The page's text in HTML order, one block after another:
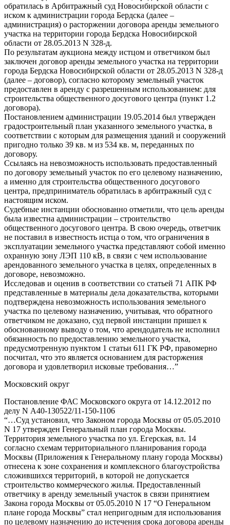
обратилась в Арбитражный суд Новосибирской области с
иском к администрации города Бердска (далее –
администрация) о расторжении договора аренды земельного
участка на территории города Бердска Новосибирской
области от 28.05.2013 N 328-д.
По результатам аукциона между истцом и ответчиком был
заключен договор аренды земельного участка на территории
города Бердска Новосибирской области от 28.05.2013 N 328-д
(далее – договор), согласно которому земельный участок
предоставлен в аренду с разрешенным использованием: для
строительства общественного досугового центра (пункт 1.2
договора).
Постановлением администрации 19.05.2014 был утвержден
градостроительный план указанного земельного участка, в
соответствии с которым для размещения зданий и сооружений
пригодно только 39 кв. м из 534 кв. м, переданных по
договору.
Ссылаясь на невозможность использовать предоставленный
по договору земельный участок по его целевому назначению,
а именно для строительства общественного досугового
центра, предприниматель обратилась в арбитражный суд с
настоящим иском.
Судебные инстанции обоснованно отметили, что цель аренды
была известна администрации – строительство
общественного досугового центра. В свою очередь, ответчик
не поставил в известность истца о том, что ограничения в
эксплуатации земельного участка представляют собой именно
охранную зону ЛЭП 110 кВ, в связи с чем использование
арендованного земельного участка в целях, определенных в
договоре, невозможно.
Исследовав и оценив в соответствии со статьей 71 АПК РФ
представленные в материалы дела доказательства, которыми
подтверждена невозможность использования земельного
участка по целевому назначению, учитывая, что обратного
ответчиком не доказано, суд первой инстанции пришел к
обоснованному выводу о том, что арендодатель не исполнил
обязанность по предоставлению земельного участка,
предусмотренную пунктом 1 статьи 611 ГК РФ, правомерно
посчитал, что это является основанием для расторжения
договора и удовлетворил исковые требования…”
Московский округ
Постановление ФАС Московского округа от 14.12.2012 по
делу N А40-130522/11-150-1106
“…Суд установил, что Законом города Москвы от 05.05.2010
N 17 утвержден Генеральный план города Москвы.
Территория земельного участка по ул. Егерская, вл. 14
согласно схемам территориального планирования города
Москвы (Приложения к Генеральному плану города Москвы)
отнесена к зоне сохранения и комплексного благоустройства
сложившихся территорий, в которой не допускается
строительство коммерческого жилья. Предоставленный
ответчику в аренду земельный участок в связи принятием
Закона города Москвы от 05.05.2010 N 17 “О Генеральном
плане города Москвы” стал непригодным для использования
по целевому назначению до истечения срока договора аренды